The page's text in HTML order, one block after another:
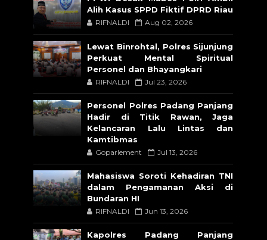
Alih Kasus SPPD Fiktif DPRD Riau
RIFNALDI Aug 02, 2026
Lewat Binrohtal, Polres Sijunjung
Perkuat Mental Spiritual
Personel dan Bhayangkari
RIFNALDI Jul 23, 2026
Personel Polres Padang Panjang
Hadir di Titik Rawan, Jaga
Kelancaran Lalu Lintas dan
Kamtibmas
Goparlement Jul 13, 2026
Mahasiswa Soroti Kehadiran TNI
dalam Pengamanan Aksi di
Bundaran HI
RIFNALDI Jun 13, 2026
Kapolres Padang Panjang